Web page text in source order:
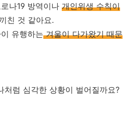
나19 방역이나 개인위생 수칙이
친 것 같아요.
유행하는겨울이 다가왔기 때문
처럼 심각한 상황이 벌어질까요?